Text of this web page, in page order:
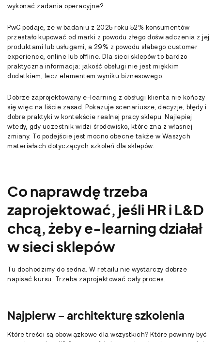
wykonać zadania operacyjne?
PwC podaje, że w badaniu z 2025 roku 52% konsumentów
przestało kupować od marki z powodu złego doświadczenia z jej
produktami lub usługami, a 29% z powodu słabego customer
experience, online lub offline. Dla sieci sklepów to bardzo
praktyczna informacja: jakość obsługi nie jest miękkim
dodatkiem, lecz elementem wyniku biznesowego.
Dobrze zaprojektowany e-learning z obsługi klienta nie kończy
się więc na liście zasad. Pokazuje scenariusze, decyzje, błędy i
dobre praktyki w kontekście realnej pracy sklepu. Najlepiej
wtedy, gdy uczestnik widzi środowisko, które zna z własnej
zmiany. To podejście jest mocno obecne także w Waszych
materiałach dotyczących szkoleń dla sklepów.
Co naprawdę trzeba
zaprojektować, jeśli HR i L&D
chcą, żeby e-learning działał
w sieci sklepów
Tu dochodzimy do sedna. W retailu nie wystarczy dobrze
napisać kursu. Trzeba zaprojektować cały proces.
Najpierw – architekturę szkolenia
Które treści są obowiązkowe dla wszystkich? Które powinny być